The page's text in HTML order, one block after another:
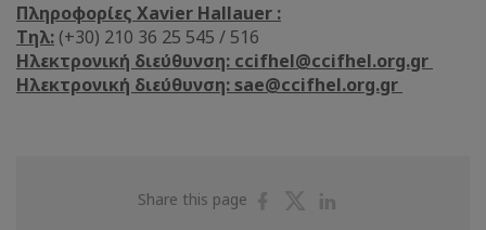
Πληροφορίες Xavier Hallauer :
Τηλ: (+30) 210 36 25 545 / 516
Ηλεκτρονική διεύθυνση: ccifhel@ccifhel.org.gr
Ηλεκτρονική διεύθυνση: sae@ccifhel.org.gr
Share this page
ShareShare